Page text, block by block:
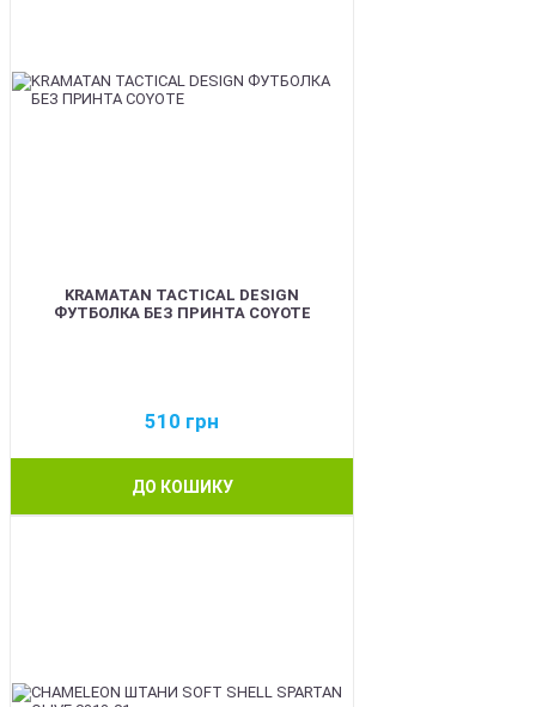
KRAMATAN TACTICAL DESIGN
ФУТБОЛКА БЕЗ ПРИНТА COYOTE
510 грн
ДО КОШИКУ